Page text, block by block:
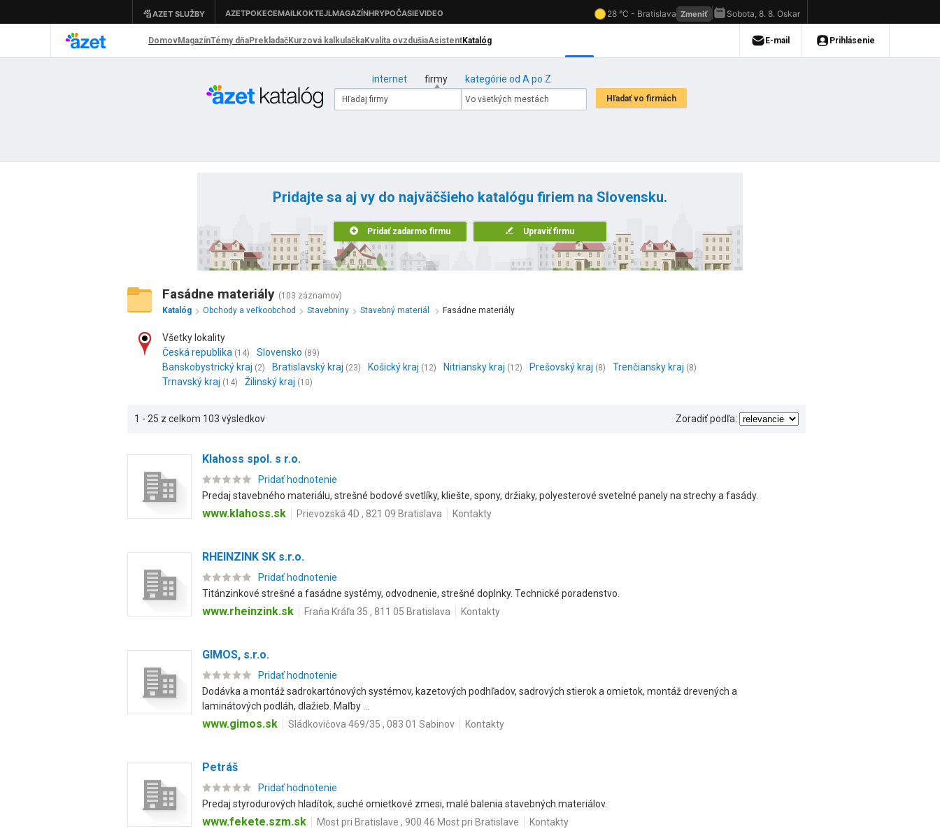
internet firmy kategórie od A po Z
Pridajte sa aj vy do najväčšieho katalógu firiem na Slovensku.
Pridať zadarmo firmu Upraviť firmu
Fasádne materiály (103 záznamov)
Katalóg
Obchody a veľkoobchod Stavebniny Stavebný materiál Fasádne materiály
Všetky lokality
Česká republika (14) Slovensko (89)
Banskobystrický kraj (2) Bratislavský kraj (23) Košický kraj (12) Nitriansky kraj (12) Prešovský kraj (8) Trenčiansky kraj (8)
Trnavský kraj (14) Žilinský kraj (10)
1 - 25 z celkom 103 výsledkov Zoradiť podľa:
Klahoss spol. s r.o.
Pridať hodnotenie
Predaj stavebného materiálu, strešné bodové svetlíky, kliešte, spony, držiaky, polyesterové svetelné panely na strechy a fasády.
www.klahoss.sk Prievozská 4D , 821 09 Bratislava Kontakty
RHEINZINK SK s.r.o.
Pridať hodnotenie
Titánzinkové strešné a fasádne systémy, odvodnenie, strešné doplnky. Technické poradenstvo.
www.rheinzink.sk Fraňa Kráľa 35 , 811 05 Bratislava Kontakty
GIMOS, s.r.o.
Pridať hodnotenie
Dodávka a montáž sadrokartónových systémov, kazetových podhľadov, sadrových stierok a omietok, montáž drevených a
laminátových podláh, dlažieb. Maľby ...
www.gimos.sk Sládkovičova 469/35 , 083 01 Sabinov Kontakty
Petráš
Pridať hodnotenie
Predaj styrodurových hladítok, suché omietkové zmesi, malé balenia stavebných materiálov.
www.fekete.szm.sk Most pri Bratislave , 900 46 Most pri Bratislave Kontakty